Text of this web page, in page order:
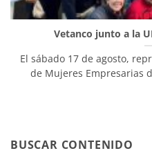
Vetanco junto a la
El sábado 17 de agosto,
de Mujeres Empresarias
BUSCAR CONTENIDO